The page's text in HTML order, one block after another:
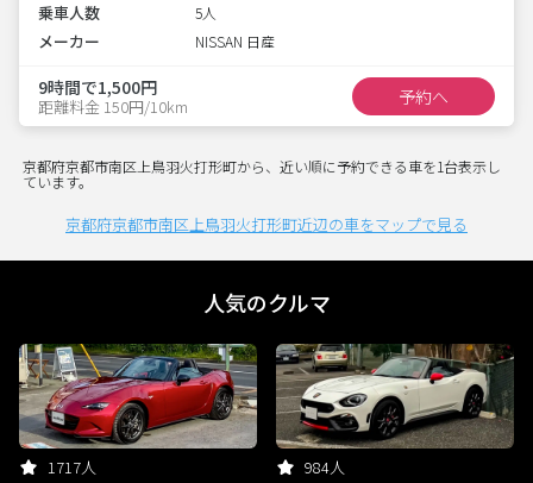
乗車人数 5人
メーカー NISSAN 日産
9時間で1,500円
距離料金 150円/10km 予約へ
京都府京都市南区上鳥羽火打形町から、近い順に予約できる車を1台表示し
ています。
京都府京都市南区上鳥羽火打形町近辺の車をマップで見る
人気のクルマ
1717人 984人